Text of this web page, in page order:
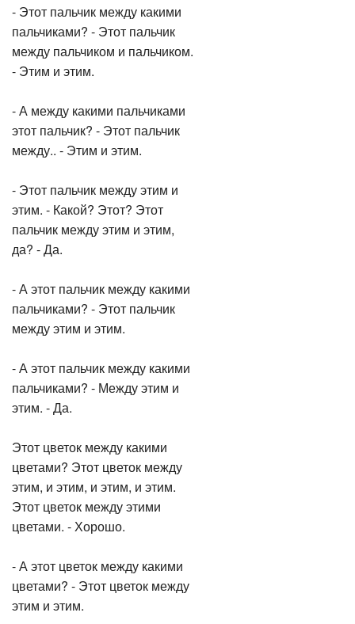
- Этот пальчик между какими
пальчиками? - Этот пальчик
между пальчиком и пальчиком.
- Этим и этим.
- А между какими пальчиками
этот пальчик? - Этот пальчик
между.. - Этим и этим.
- Этот пальчик между этим и
этим. - Какой? Этот? Этот
пальчик между этим и этим,
да? - Да.
- А этот пальчик между какими
пальчиками? - Этот пальчик
между этим и этим.
- А этот пальчик между какими
пальчиками? - Между этим и
этим. - Да.
Этот цветок между какими
цветами? Этот цветок между
этим, и этим, и этим, и этим.
Этот цветок между этими
цветами. - Хорошо.
- А этот цветок между какими
цветами? - Этот цветок между
этим и этим.